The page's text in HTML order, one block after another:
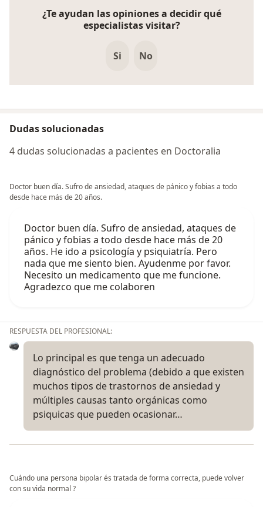
¿Te ayudan las opiniones a decidir qué
especialistas visitar?
Si No
Dudas solucionadas
4 dudas solucionadas a pacientes en Doctoralia
Doctor buen día. Sufro de ansiedad, ataques de pánico y fobias a todo
desde hace más de 20 años.
Doctor buen día. Sufro de ansiedad, ataques de
pánico y fobias a todo desde hace más de 20
años. He ido a psicología y psiquiatría. Pero
nada que me siento bien. Ayudenme por favor.
Necesito un medicamento que me funcione.
Agradezco que me colaboren
RESPUESTA DEL PROFESIONAL:
Lo principal es que tenga un adecuado
diagnóstico del problema (debido a que existen
muchos tipos de trastornos de ansiedad y
múltiples causas tanto orgánicas como
psiquicas que pueden ocasionar…
Cuándo una persona bipolar és tratada de forma correcta, puede volver
con su vida normal ?